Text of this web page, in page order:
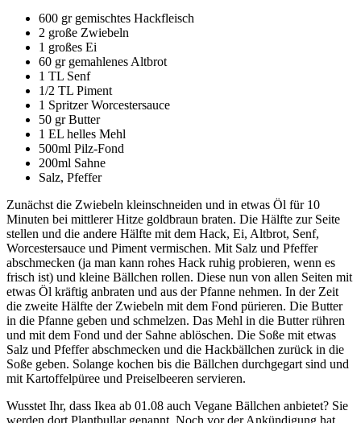
600 gr gemischtes Hackfleisch
2 große Zwiebeln
1 großes Ei
60 gr gemahlenes Altbrot
1 TL Senf
1/2 TL Piment
1 Spritzer Worcestersauce
50 gr Butter
1 EL helles Mehl
500ml Pilz-Fond
200ml Sahne
Salz, Pfeffer
Zunächst die Zwiebeln kleinschneiden und in etwas Öl für 10
Minuten bei mittlerer Hitze goldbraun braten. Die Hälfte zur Seite
stellen und die andere Hälfte mit dem Hack, Ei, Altbrot, Senf,
Worcestersauce und Piment vermischen. Mit Salz und Pfeffer
abschmecken (ja man kann rohes Hack ruhig probieren, wenn es
frisch ist) und kleine Bällchen rollen. Diese nun von allen Seiten mit
etwas Öl kräftig anbraten und aus der Pfanne nehmen. In der Zeit
die zweite Hälfte der Zwiebeln mit dem Fond pürieren. Die Butter
in die Pfanne geben und schmelzen. Das Mehl in die Butter rühren
und mit dem Fond und der Sahne ablöschen. Die Soße mit etwas
Salz und Pfeffer abschmecken und die Hackbällchen zurück in die
Soße geben. Solange kochen bis die Bällchen durchgegart sind und
mit Kartoffelpüree und Preiselbeeren servieren.
Wusstet Ihr, dass Ikea ab 01.08 auch Vegane Bällchen anbietet? Sie